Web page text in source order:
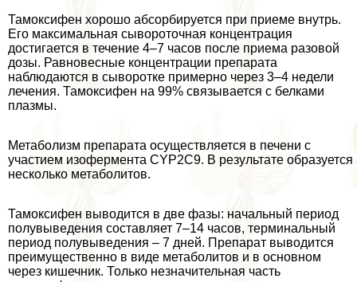
Тамоксифен хорошо абсорбируется при приеме внутрь.
Его максимальная сывороточная концентрация
достигается в течение 4–7 часов после приема разовой
дозы. Равновесные концентрации препарата
наблюдаются в сыворотке примерно через 3–4 недели
лечения. Тамоксифен на 99% связывается с белками
плазмы.
Метаболизм препарата осуществляется в печени с
участием изофермента CYP2C9. В результате образуется
несколько метаболитов.
Тамоксифен выводится в две фазы: начальный период
полувыведения составляет 7–14 часов, терминальный
период полувыведения – 7 дней. Препарат выводится
преимущественно в виде метаболитов и в основном
через кишечник. Только незначительная часть